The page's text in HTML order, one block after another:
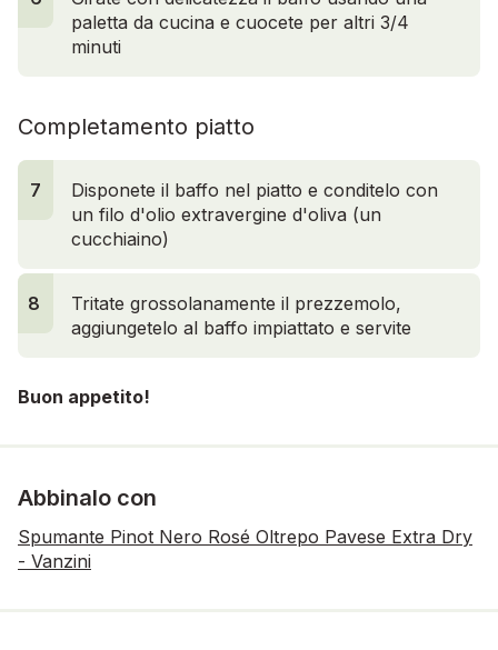
paletta da cucina e cuocete per altri 3/4
minuti
Completamento piatto
7
Disponete il baffo nel piatto e conditelo con
un filo d'olio extravergine d'oliva (un
cucchiaino)
8
Tritate grossolanamente il prezzemolo,
aggiungetelo al baffo impiattato e servite
Buon appetito!
Abbinalo con
Spumante Pinot Nero Rosé Oltrepo Pavese Extra Dry
- Vanzini